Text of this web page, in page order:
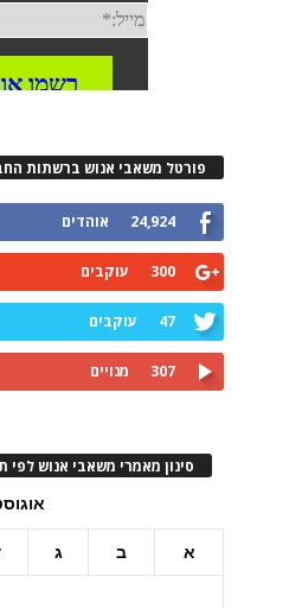
פורטל משאבי אנוש ברשתות
24,924 אוהדים
300 עוקבים
47 עוקבים
307 מנויים
סינון מאמרי משאבי אנוש לפי
אוגוסט
א ב ג